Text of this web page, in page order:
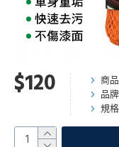
$120 商
品
規